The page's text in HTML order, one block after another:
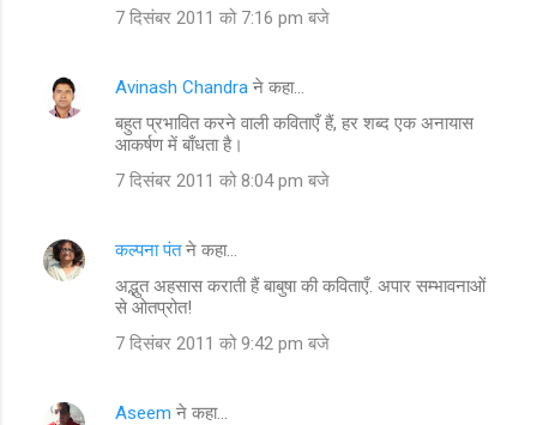
7 दिसंबर 2011 को 7:16 pm बजे
Avinash Chandra ने कहा…
बहुत प्रभावित करने वाली कविताएँ हैं, हर शब्द एक अनायास
आकर्षण में बाँधता है।
7 दिसंबर 2011 को 8:04 pm बजे
कल्पना पंतने कहा…
अद्भुत अहसास कराती हैं बाबुषा की कविताएँ. अपार सम्भावनाओं
से ओतप्रोत!
7 दिसंबर 2011 को 9:42 pm बजे
Aseem ने कहा…